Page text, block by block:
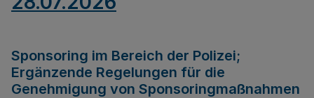
Sponsoring im Bereich der Polizei;
Ergänzende Regelungen für die
Genehmigung von Sponsoringmaßnahmen